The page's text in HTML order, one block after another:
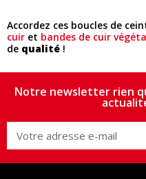
Accordez ces boucles de
cuir et bandes de cuir
de qualité !
Notre newsletter rien